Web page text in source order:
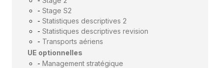
- Stage S2
- Statistiques descriptives 2
- Statistiques descriptives revision
- Transports aériens
UE optionnelles
- Management stratégique